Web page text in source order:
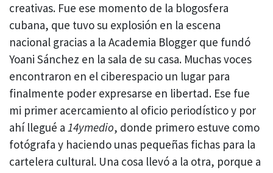
creativas. Fue ese momento de la blogosfera
cubana, que tuvo su explosión en la escena
nacional gracias a la Academia Blogger que fundó
Yoani Sánchez en la sala de su casa. Muchas voces
encontraron en el ciberespacio un lugar para
finalmente poder expresarse en libertad. Ese fue
mi primer acercamiento al oficio periodístico y por
ahí llegué a 14ymedio, donde primero estuve como
fotógrafa y haciendo unas pequeñas fichas para la
cartelera cultural. Una cosa llevó a la otra, porque a